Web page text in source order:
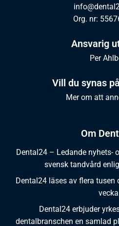
Om
Dental24 – Ledande nyhets-
svensk tandvård
Dental24 läses av flera tusen
Dental24 erbjuder
dentalbranschen en samlad
Org. nr:
Ansvarig
Per
Vill du synas
Mer om att